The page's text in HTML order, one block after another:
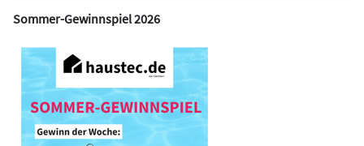
Sommer-Gewinnspiel 2026